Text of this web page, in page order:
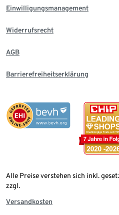
Einwilligungsmanagement
Widerrufsrecht
AGB
Barrierefreiheitserklärung
Alle Preise verstehen sich inkl.
zzgl.
Versandkosten